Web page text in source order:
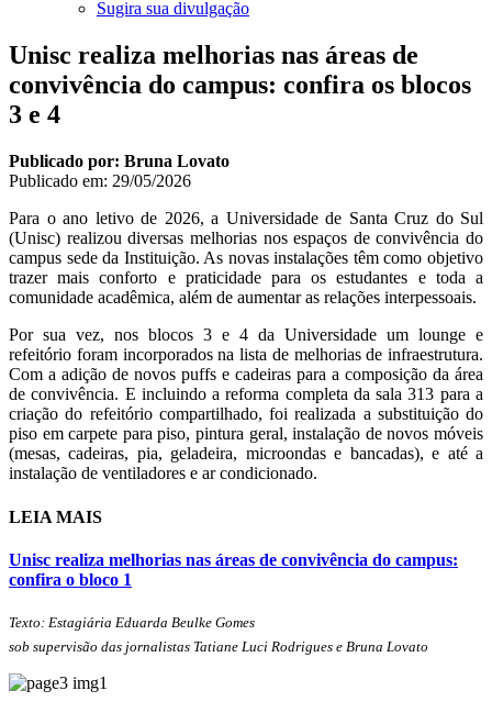
Sugira sua divulgação
Unisc realiza melhorias nas áreas de
convivência do campus: confira os blocos
3 e 4
Publicado por: Bruna Lovato
Publicado em: 29/05/2026
Para o ano letivo de 2026, a Universidade de Santa Cruz do Sul
(Unisc) realizou diversas melhorias nos espaços de convivência do
campus sede da Instituição. As novas instalações têm como objetivo
trazer mais conforto e praticidade para os estudantes e toda a
comunidade acadêmica, além de aumentar as relações interpessoais.
Por sua vez, nos blocos 3 e 4 da Universidade um lounge e
refeitório foram incorporados na lista de melhorias de infraestrutura.
Com a adição de novos puffs e cadeiras para a composição da área
de convivência. E incluindo a reforma completa da sala 313 para a
criação do refeitório compartilhado, foi realizada a substituição do
piso em carpete para piso, pintura geral, instalação de novos móveis
(mesas, cadeiras, pia, geladeira, microondas e bancadas), e até a
instalação de ventiladores e ar condicionado.
LEIA MAIS
Unisc realiza melhorias nas áreas de convivência do campus:
confira o bloco 1
Texto: Estagiária Eduarda Beulke Gomes
sob supervisão das jornalistas Tatiane Luci Rodrigues e Bruna Lovato